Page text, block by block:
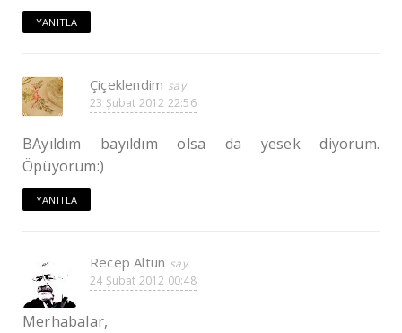
YANITLA
Çiçeklendim
23 Şubat 2012 22:56
BAyıldım bayıldım olsa da yesek diyorum.
Öpüyorum:)
YANITLA
Recep Altun
24 Şubat 2012 00:48
Merhabalar,